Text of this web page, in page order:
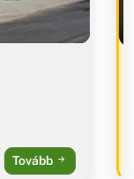
Tovább